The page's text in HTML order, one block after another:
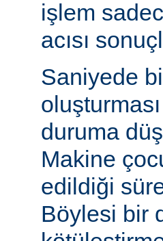
işlem
acısı
Saniyede
duruma
Makine
edildiği
Böylesi bir